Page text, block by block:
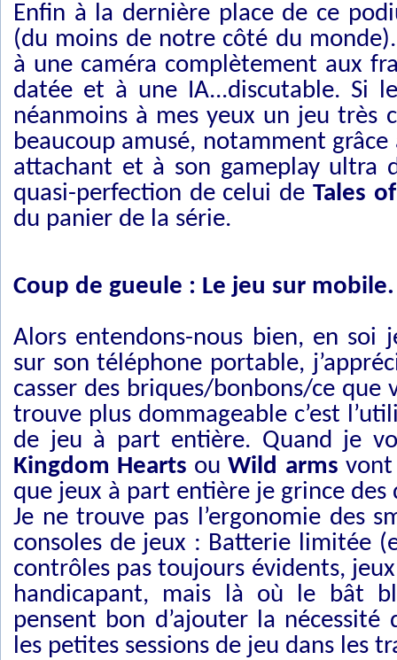
Enfin à la dernière place de ce
(du moins de notre côté du
à une caméra complètement aux
datée et à une IA...discutable. Si
néanmoins à mes yeux un jeu très
beaucoup amusé, notamment
attachant et à son gameplay ultra
quasi-perfection de celui de Tales
du panier de la série.
Coup de gueule : Le jeu sur mobile.
Alors entendons-nous bien, en soi
sur son téléphone portable,
casser des briques/bonbons/ce que
trouve plus dommageable c’est
de jeu à part entière. Quand je
Kingdom Hearts ouWild arms vont
que jeux à part entière je grince des
Je ne trouve pas l’ergonomie des
consoles de jeux : Batterie limitée
contrôles pas toujours évidents,
handicapant, mais là où le bât
pensent bon d’ajouter la
les petites sessions de jeu dans les